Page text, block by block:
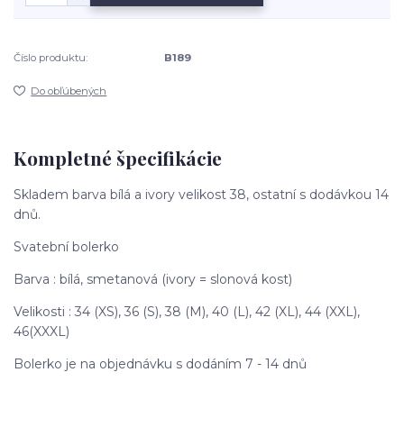
Číslo produktu: B189
Do obľúbených
Kompletné špecifikácie
Skladem barva bílá a ivory velikost 38, ostatní s dodávkou 14
dnů.
Svatební bolerko
Barva : bílá, smetanová (ivory = slonová kost)
Velikosti : 34 (XS), 36 (S), 38 (M), 40 (L), 42 (XL), 44 (XXL),
46(XXXL)
Bolerko je na objednávku s dodáním 7 - 14 dnů